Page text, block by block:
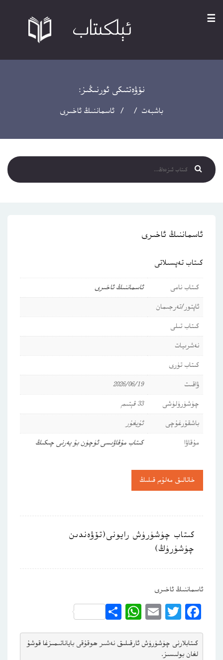
☰
نۆۋەتتىكى ئورنىڭىز:
باشبەت / / ئاسماننىڭ ئاخىرى
ئاسماننىڭ ئاخىرى
كىتاب تەپسىلاتى
كىتاب نامى
ئاسماننىڭ ئاخىرى
ئاپتور/تەرجىمان
كىتاب تىلى
نەشرىيات
كىتاب تۈرى
ۋاقىت
2026/06/19
چۈشۈرۈلۈشى
33 قېتىم
باشقۇرغۇچى
ئۇيغۇر
مۇقاۋا
كىتاب مۇقاۋىسى ئۈچۈن بۇ يەرنى چىكىڭ
خاتالىق مەلۇم قىلىڭ
كىتاب چۈشۈرۈش رايونى(تۆۋەندىن
چۈشۈرۈڭ)
ئاسماننىڭ ئاخىرى
Facebook
Twitter
Email
WhatsApp
Share
كىتابلارنى چۈشۈرۈش ئارقىلىق نەشىر ھوقۇقى باياناتىمىزغا قوشۇ
لغان بولىسىز.